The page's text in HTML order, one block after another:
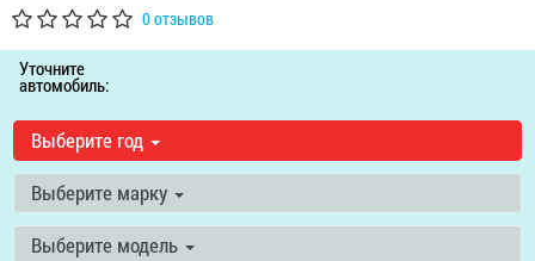
0 отзывов
Уточните
автомобиль:
Выберите год
Выберите марку
Выберите модель